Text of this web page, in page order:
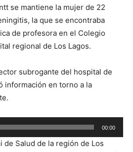
se mantiene la mujer de 22
la que se encontraba
de profesora en el Colegio
regional de Los Lagos.
subrogante del hospital de
información en torno a la
00:00
de Salud de la región de Los